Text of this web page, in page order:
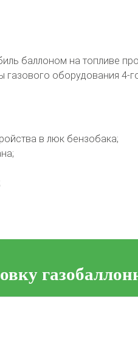
баллоном на топливе
газового оборудования 4-
в люк бензобака;